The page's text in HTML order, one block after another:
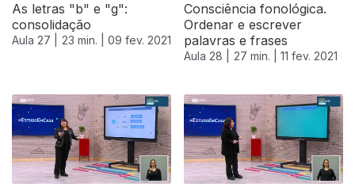
As letras "b" e "g":
consolidação
Aula 27 | 23 min. | 09 fev. 2021
Consciência fonológica.
Ordenar e escrever
palavras e frases
Aula 28 | 27 min. | 11 fev. 2021